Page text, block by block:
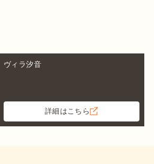
ヴィラ汐音
詳細はこちら